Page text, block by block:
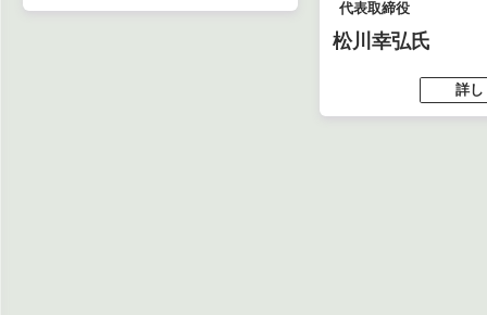
代表取締役
松川幸弘氏
詳